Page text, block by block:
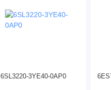
6SL3220-3YE40-0AP0